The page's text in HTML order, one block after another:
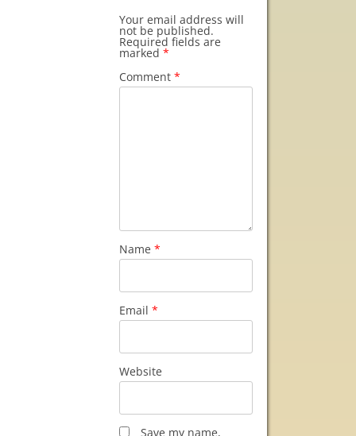
Your email address will
not be published.
Required fields are
marked *
Comment *
Name *
Email *
Website
Save my name,